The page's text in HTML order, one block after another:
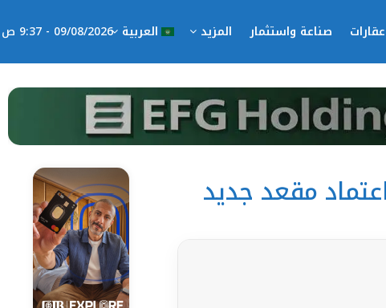
عقارات صناعة واستثمار المزيد العربية 09/08/2026 - 9:37 ص
مقعد جديد